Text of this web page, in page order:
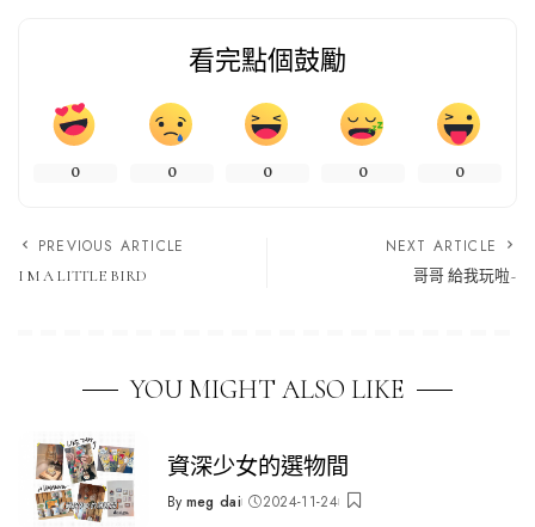
看完點個鼓勵
0 0 0 0 0
PREVIOUS ARTICLE
I M A LITTLE BIRD
NEXT ARTICLE
哥哥 給我玩啦~
YOU MIGHT ALSO LIKE
資深少女的選物間
Posted
By meg dai 2024-11-24